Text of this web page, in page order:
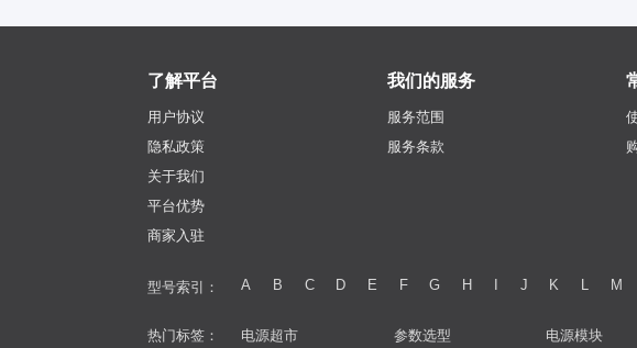
了解平台
用户协议
隐私政策
关于我们
平台优势
商家入驻
我们的服务
服务范围
服务条款
型号索引： A B C D E F G H J K L M
热门标签： 电源超市 参数选型 电源模块